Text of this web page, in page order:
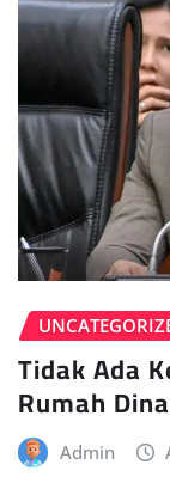
Tidak Ada
Rumah
Admin